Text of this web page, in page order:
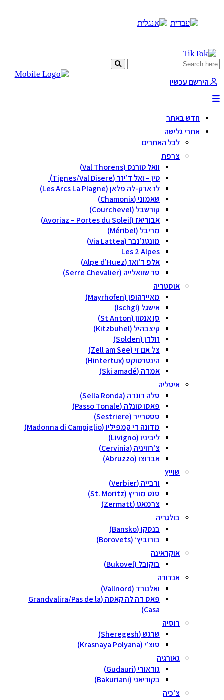
הירשם עכשיו
חדש באתר
אתרי גלישה
לכל האתרים
צרפת
וואל טורנס (Val Thorens)
טין – ואל ד’יזר (Tignes/Val Disere)
לז ארק-לה פלאן (Les Arcs La Plagne)
שאמוני (Chamonix)
קורשבל (Courchevel)
אבוריאז (Avoriaz – Portes du Soleil)
מריבל (Méribel)
מונטג’נבר (Via Lattea)
Les 2 Alpes
אלפ ד’ואז (Alpe d’Huez)
סר שוואלייה (Serre Chevalier)
אוסטריה
מאיירהופן (Mayrhofen)
אישגל (Ischgl)
סן אנטון (St Anton)
קיצבהיל (Kitzbuhel)
זולדן (Solden)
צל אם זי (Zell am See)
הינטרטוקס (Hintertux)
אמדה (Ski amadé)
איטליה
סלה רונדה (Sella Ronda)
פאסו טונלה (Passo Tonale)
ססטרייר (Sestriere)
מדונה די קמפיליו (Madonna di Campiglio)
ליביניו (Livigno)
צ’רוויניה (Cervinia)
אברוצו (Abruzzo)
שוייץ
ורבייה (Verbier)
סנט מוריץ (St. Moritz)
צרמאט (Zermatt)
בולגריה
בנסקו (Bansko)
בורוביץ’ (Borovets)
אוקראינה
בוקובל (Bukovel)
אנדורה
ואלנורד (Vallnord)
פאס דה לה קאסה (Grandvalira/Pas de la
Casa)
רוסיה
שרגש (Sheregesh)
סוצ’י (Krasnaya Polyana)
גאורגיה
גודאורי (Gudauri)
בקוריאני (Bakuriani)
צ’כיה